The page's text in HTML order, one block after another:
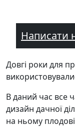
Написати
Довгі роки для
В даний час все
дизайн дачної
на ньому